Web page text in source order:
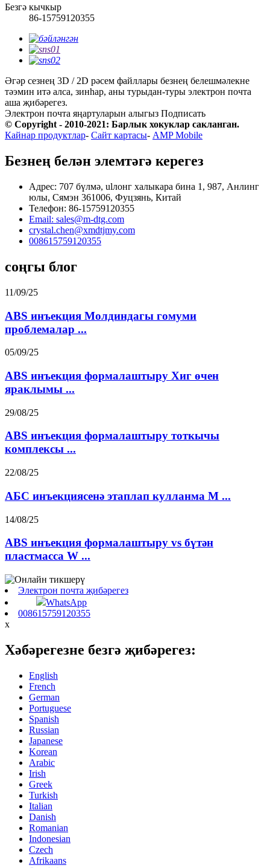
Безгә кычкыр
86-15759120355
Әгәр сезнең 3D / 2D рәсем файллары безнең белешмәлекне
тәэмин итә алса, зинһар, аны турыдан-туры электрон почта
аша җибәрегез.
Электрон почта яңартуларын алыгыз Подписать
© Copyright - 2010-2021: Барлык хокуклар сакланган.
Кайнар продуктлар- Сайт картасы- AMP Mobile
Безнең белән элемтәгә керегез
Адрес: 707 бүлмә, ulлонг халыкара бина 1, 987, Анлинг
юлы, Сямэн 361006, Фуцзянь, Китай
Телефон: 86-15759120355
Email: sales@m-dtg.com
crystal.chen@xmdtjmy.com
008615759120355
соңгы блог
11/09/25
ABS инъекция Молдиндагы гомуми
проблемалар ...
05/09/25
ABS инъекция формалаштыру Хиг өчен
яраклымы ...
29/08/25
ABS инъекция формалаштыру тоткычы
комплексы ...
22/08/25
АБС инъекциясенә этаплап кулланма M ...
14/08/25
ABS инъекция формалаштыру vs бүтән
пластмасса W ...
Электрон почта җибәрегез
WhatsApp
008615759120355
x
Хәбәрегезне безгә җибәрегез:
English
French
German
Portuguese
Spanish
Russian
Japanese
Korean
Arabic
Irish
Greek
Turkish
Italian
Danish
Romanian
Indonesian
Czech
Afrikaans